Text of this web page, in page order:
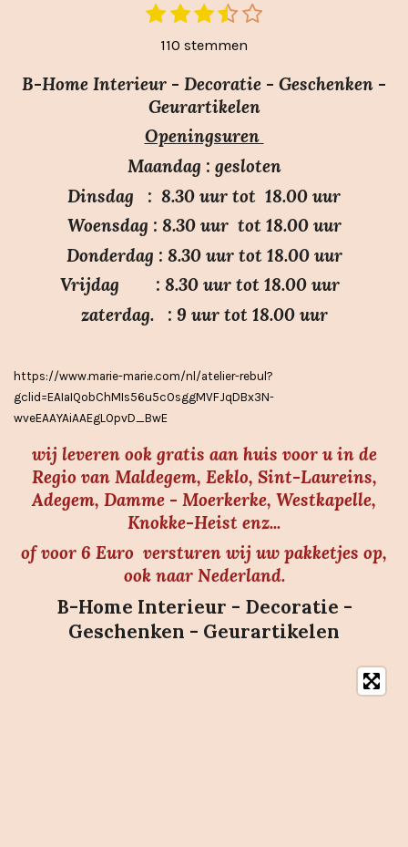
e
n
1
e
r
2
s
t
e
r
e
n
3
s
t
e
r
e
n
4
t
e
r
e
n
5
t
e
r
e
n
S
m
110 stemmen
B-Home Interieur - Decoratie - Geschenken -
Geurartikelen
Openingsuren
Maandag : gesloten
Dinsdag : 8.30 uur tot 18.00 uur
Woensdag : 8.30 uur tot 18.00 uur
Donderdag : 8.30 uur tot 18.00 uur
Vrijdag : 8.30 uur tot 18.00 uur
zaterdag. : 9 uur tot 18.00 uur
https://www.marie-marie.com/nl/atelier-rebul?
gclid=EAIaIQobChMIs56u5cOsggMVFJqDBx3N-
wveEAAYAiAAEgLOpvD_BwE
wij leveren ook gratis aan huis voor u in de
Regio van Maldegem, Eeklo, Sint-Laureins,
Adegem, Damme - Moerkerke, Westkapelle,
Knokke-Heist enz...
of voor 6 Euro versturen wij uw pakketjes op,
ook naar Nederland.
B-Home Interieur - Decoratie -
Geschenken - Geurartikelen